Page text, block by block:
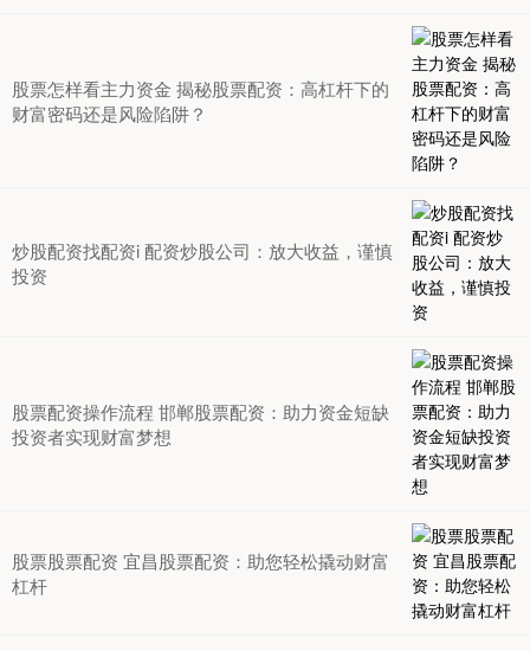
股票怎样看主力资金 揭秘股票配资：高杠杆下的
财富密码还是风险陷阱？
炒股配资找配资i 配资炒股公司：放大收益，谨慎
投资
股票配资操作流程 邯郸股票配资：助力资金短缺
投资者实现财富梦想
股票股票配资 宜昌股票配资：助您轻松撬动财富
杠杆